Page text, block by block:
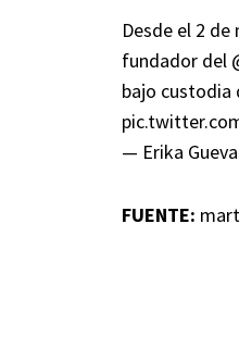
Desde el 2
fundador del
bajo custodia
— Erika
FUENTE: